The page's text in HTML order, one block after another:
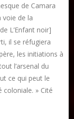
de Camara
voie de la
L’Enfant noir]
il se réfugiera
les initiations à
l’arsenal du
ce qui peut le
» Cité